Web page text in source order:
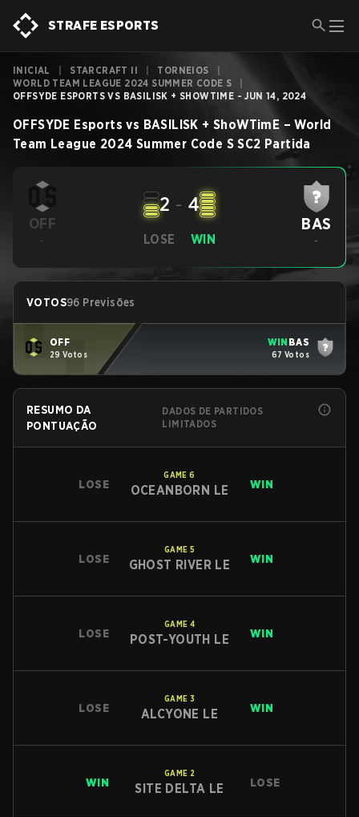
STRAFE ESPORTS
INICIAL STARCRAFT II TORNEIOS
WORLD TEAM LEAGUE 2024 SUMMER CODE S
OFFSYDE ESPORTS VS BASILISK + SHOWTIME - JUN 14, 2024
OFFSYDE Esports vs BASILISK + ShoWTimE –World
Team League 2024 Summer Code S SC2 Partida
OFF
- LOSE
2 - 4
WIN
BAS
-
VOTOS96 Previsões
OFF
29 Votos
WIN BAS
67 Votos
RESUMO DA
PONTUAÇÃO
DADOS DE PARTIDOS
LIMITADOS
LOSE
GAME 6
OCEANBORN LE WIN
LOSE
GAME 5
GHOST RIVER LE WIN
LOSE
GAME 4
POST-YOUTH LE WIN
LOSE
GAME 3
ALCYONE LE WIN
WIN
GAME 2
SITE DELTA LE LOSE